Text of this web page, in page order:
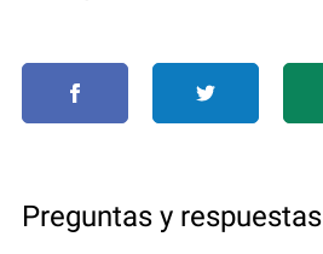
Preguntas y respuestas